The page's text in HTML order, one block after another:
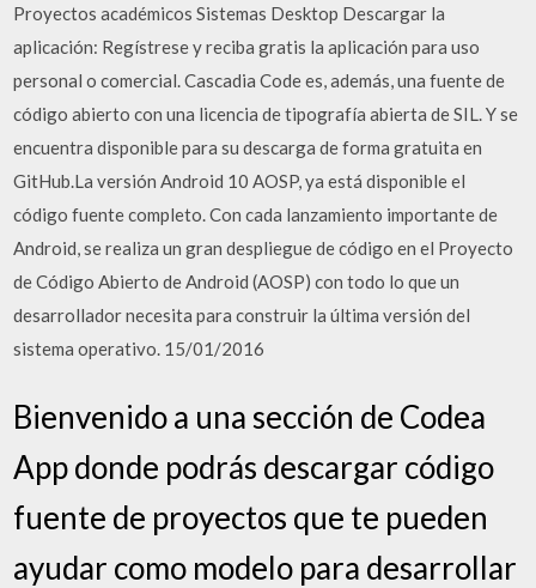
Proyectos académicos Sistemas Desktop Descargar la
aplicación: Regístrese y reciba gratis la aplicación para uso
personal o comercial. Cascadia Code es, además, una fuente de
código abierto con una licencia de tipografía abierta de SIL. Y se
encuentra disponible para su descarga de forma gratuita en
GitHub.La versión Android 10 AOSP, ya está disponible el
código fuente completo. Con cada lanzamiento importante de
Android, se realiza un gran despliegue de código en el Proyecto
de Código Abierto de Android (AOSP) con todo lo que un
desarrollador necesita para construir la última versión del
sistema operativo. 15/01/2016
Bienvenido a una sección de Codea
App donde podrás descargar código
fuente de proyectos que te pueden
ayudar como modelo para desarrollar